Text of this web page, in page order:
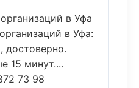
в Уфа
в Уфа:
достоверно.
15 минут....
73 98